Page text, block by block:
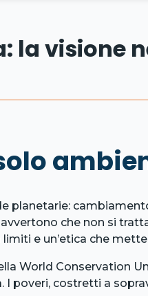
la visione
planetarie:
che non si
limiti e un’etica che
World Conservation
I poveri, costretti a